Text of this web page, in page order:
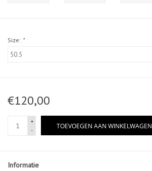
Size: *
€120,00
+
-
TOEVOEGEN AAN WINKELWAGEN
Informatie